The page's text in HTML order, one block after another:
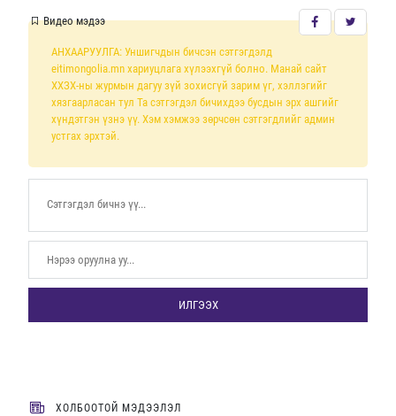
Видео мэдээ
АНХААРУУЛГА: Уншигчдын бичсэн сэтгэгдэлд
eitimongolia.mn хариуцлага хүлээхгүй болно. Манай сайт
ХХЗХ-ны журмын дагуу зүй зохисгүй зарим үг, хэллэгийг
хязгаарласан тул Та сэтгэгдэл бичихдээ бусдын эрх ашгийг
хүндэтгэн үзнэ үү. Хэм хэмжээ зөрчсөн сэтгэгдлийг админ
устгах эрхтэй.
ИЛГЭЭХ
ХОЛБООТОЙ МЭДЭЭЛЭЛ